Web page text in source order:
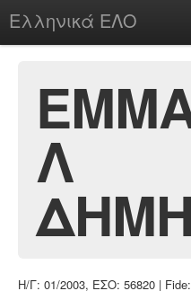
Ελληνικά ΕΛΟ
chesstu.be @ discord
LoginΛ
Η/Γ: 01/2003, ΕΣΟ: 56820 | Fide: